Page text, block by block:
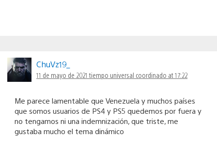
ChuVz19_
11 de mayo de 2021 tiempo universal coordinado at 17:22
Me parece lamentable que Venezuela y muchos países
que somos usuarios de PS4 y PS5 quedemos por fuera y
no tengamos ni una indemnización, que triste, me
gustaba mucho el tema dinámico